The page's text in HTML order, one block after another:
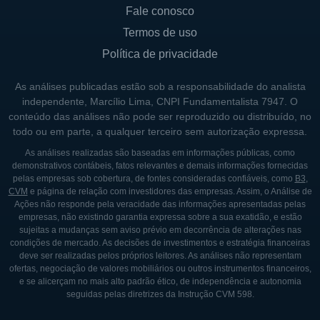
áreas como reformas e viagens.
oferta de planos de longo prazo e que
atendem tanto consumidores quanto
empresas, facilitando o acesso a recursos
que podem ser utilizados em distintas
frentes. Essa abordagem diversificada é um
dos diferenciais da FSS no mercado de
consórcios, permitindo que atenda a uma
ampla gama de clientes.
CONTROLADORES E SÓCIOS DA FSS
A composição acionária da FSS é marcada
por um pequeno grupo de controladores que
Fale conosco
Termos de uso
Política de privacidade
As análises publicadas estão sob a responsabilidade do analista
independente, Marcílio Lima, CNPI Fundamentalista 7947. O
conteúdo das análises não pode ser reproduzido ou distribuído, no
todo ou em parte, a qualquer terceiro sem autorização expressa.
As análises realizadas são baseadas em informações públicas, como
demonstrativos contábeis, fatos relevantes e demais informações fornecidas
pelas empresas sob cobertura, de fontes consideradas confiáveis, como B3,
CVM e página de relação com investidores das empresas. Assim, o Análise de
Ações não responde pela veracidade das informações apresentadas pelas
empresas, não existindo garantia expressa sobre a sua exatidão, e estão
sujeitas a mudanças sem aviso prévio em decorrência de alterações nas
condições de mercado. As decisões de investimentos e estratégia financeiras
deve ser realizadas pelos próprios leitores. As análises não representam
ofertas, negociação de valores mobiliários ou outros instrumentos financeiros,
e se alicerçam no mais alto padrão ético, de independência e autonomia
seguidas pelas diretrizes da Instrução CVM 598.